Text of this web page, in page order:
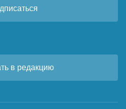
в редакцию